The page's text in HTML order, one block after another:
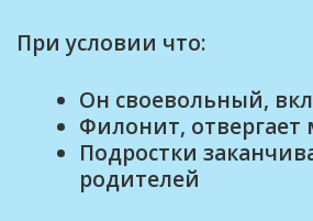
При условии что:
Он своевольный,
Филонит, отвергает
Подростки
родителей